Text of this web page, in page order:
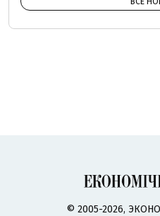
© 2005-2026,